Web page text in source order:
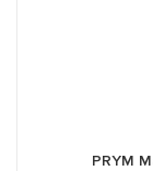
PRYM